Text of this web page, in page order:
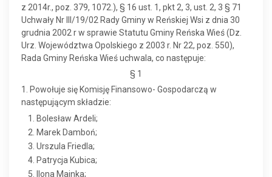
z 2014r., poz. 379, 1072.), § 16 ust. 1, pkt 2, 3, ust. 2, 3 § 71
Uchwały Nr III/19/02 Rady Gminy w Reńskiej Wsi z dnia 30
grudnia 2002 r w sprawie Statutu Gminy Reńska Wieś (Dz.
Urz. Województwa Opolskiego z 2003 r. Nr 22, poz. 550),
Rada Gminy Reńska Wieś uchwala, co następuje:
§ 1
1. Powołuje się Komisję Finansowo- Gospodarczą w
następującym składzie:
Bolesław Ardeli;
Marek Damboń;
Urszula Friedla;
Patrycja Kubica;
Ilona Mainka;